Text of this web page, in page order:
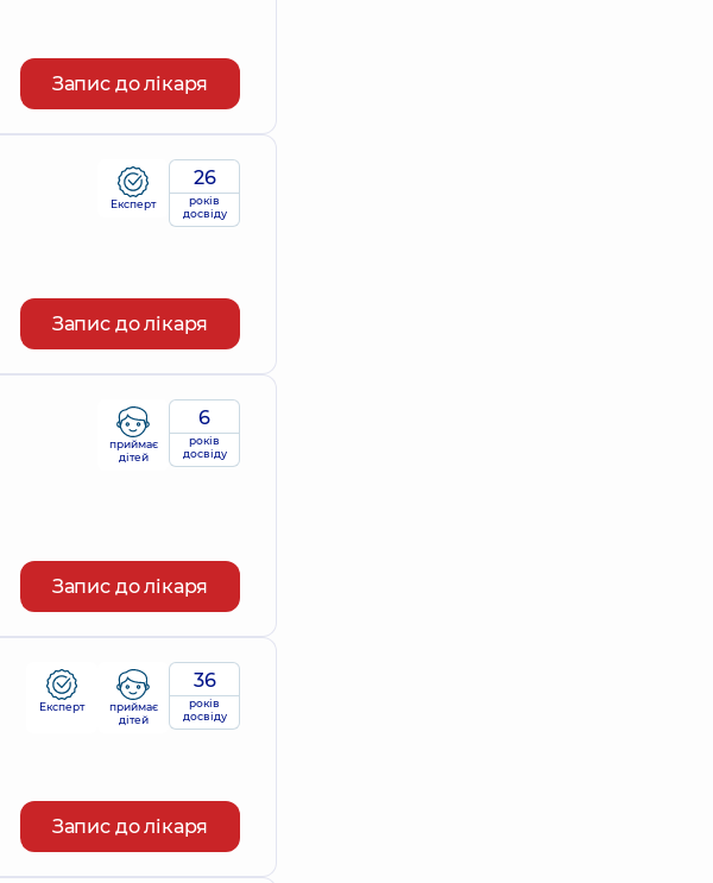
Запис до лікаря
26
років
досвіду
Експерт
Запис до лікаря
6
років
досвіду
приймає
дітей
Запис до лікаря
36
років
досвіду
Експерт
приймає
дітей
Запис до лікаря